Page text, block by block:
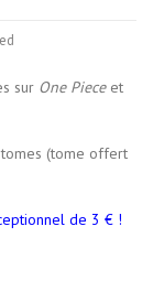
sur One Pieceet
(tome offert
de 3 € !